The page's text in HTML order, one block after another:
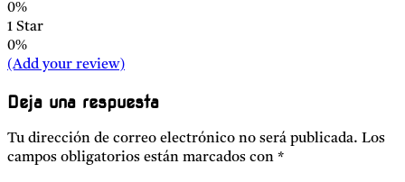
0%
1 Star
0%
(Add your review)
Deja una respuesta
Tu dirección de correo electrónico no será publicada. Los
campos obligatorios están marcados con *